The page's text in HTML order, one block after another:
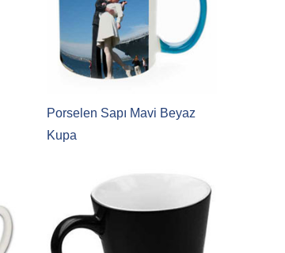
Porselen Sapı Mavi Beyaz
Kupa